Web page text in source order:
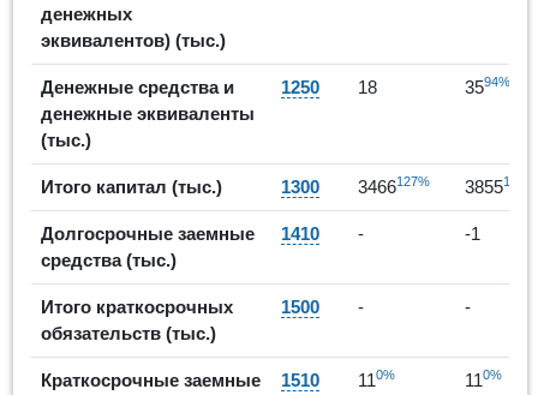
денежных
эквивалентов) (тыс.)
Денежные средства и
денежные эквиваленты
(тыс.)
1250 18 3594%
Итого капитал (тыс.) 1300 3466127% 385511%
Долгосрочные заемные
средства (тыс.)
1410 - -1
Итого краткосрочных
обязательств (тыс.)
1500 - -
Краткосрочные заемные 1510 110% 110%